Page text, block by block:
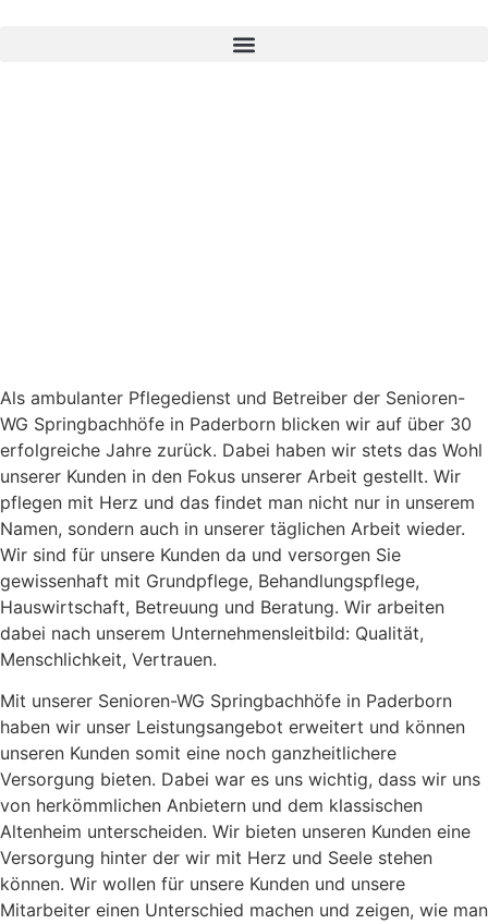
Als ambulanter Pflegedienst und Betreiber der Senioren-
WG Springbachhöfe in Paderborn blicken wir auf über 30
erfolgreiche Jahre zurück. Dabei haben wir stets das Wohl
unserer Kunden in den Fokus unserer Arbeit gestellt. Wir
pflegen mit Herz und das findet man nicht nur in unserem
Namen, sondern auch in unserer täglichen Arbeit wieder.
Wir sind für unsere Kunden da und versorgen Sie
gewissenhaft mit Grundpflege, Behandlungspflege,
Hauswirtschaft, Betreuung und Beratung. Wir arbeiten
dabei nach unserem Unternehmensleitbild: Qualität,
Menschlichkeit, Vertrauen.
Mit unserer Senioren-WG Springbachhöfe in Paderborn
haben wir unser Leistungsangebot erweitert und können
unseren Kunden somit eine noch ganzheitlichere
Versorgung bieten. Dabei war es uns wichtig, dass wir uns
von herkömmlichen Anbietern und dem klassischen
Altenheim unterscheiden. Wir bieten unseren Kunden eine
Versorgung hinter der wir mit Herz und Seele stehen
können. Wir wollen für unsere Kunden und unsere
Mitarbeiter einen Unterschied machen und zeigen, wie man